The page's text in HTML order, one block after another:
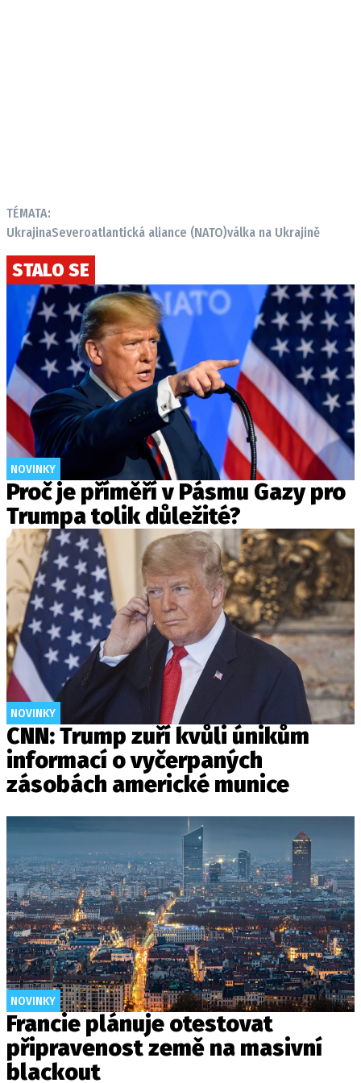
TÉMATA:
UkrajinaSeveroatlantická aliance (NATO)válka na Ukrajině
STALO SE
NOVINKY
Proč je příměří v Pásmu Gazy pro
Trumpa tolik důležité?
NOVINKY
CNN: Trump zuří kvůli únikům
informací o vyčerpaných
zásobách americké munice
NOVINKY
Francie plánuje otestovat
připravenost země na masivní
blackout